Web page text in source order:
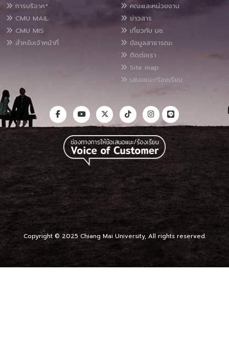
การบริจาค*
CMU MAIL
CMU MIS
สำหรับเจ้าหน้าที่
คณะและหน่วยงาน
ข่าวสาร
เกี่ยวกับ มช.
ข้อมูลสาธารณะ
ติดต่อเรา
Site map
เสนอแนะ/ร้องเรียน
Copyright © 2025 Chiang Mai University, All rights reserved.